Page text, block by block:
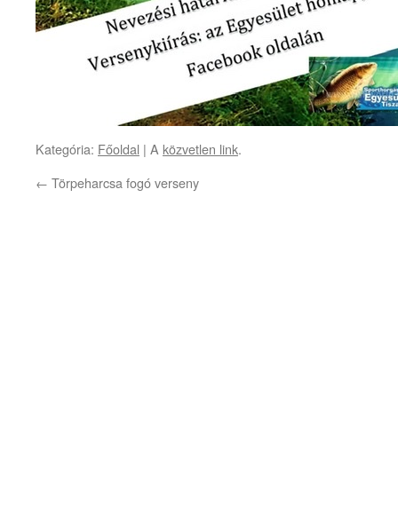
Kategória: Főoldal | A közvetlen link.
← Törpeharcsa fogó verseny